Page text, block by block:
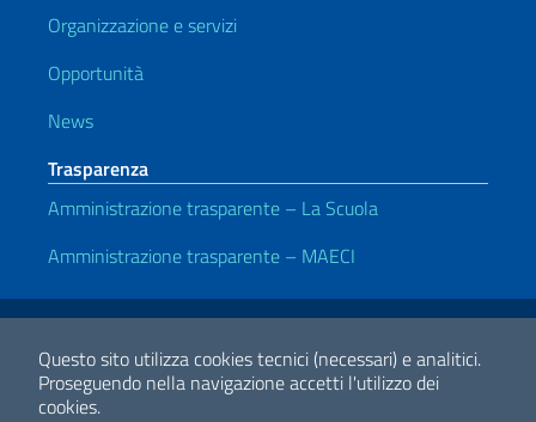
Questo sito utilizza cookies tecnici (necessari) e analitici.
Proseguendo nella navigazione accetti l'utilizzo dei
cookies.
Organizzazione e servizi
Opportunità
News
Trasparenza
Amministrazione trasparente – La Scuola
Amministrazione trasparente – MAECI
Link Utili